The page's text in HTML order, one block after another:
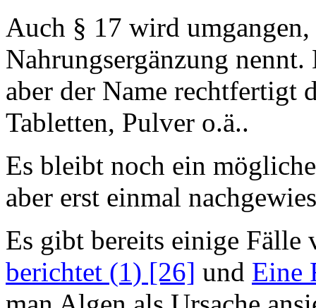
Auch § 17 wird
Nahrungsergänzung
aber der Name rechtfertigt
Tabletten, Pulver o.ä..
Es bleibt noch ein
aber erst einmal
Es gibt bereits einige Fälle
berichtet (1) [26] und Eine